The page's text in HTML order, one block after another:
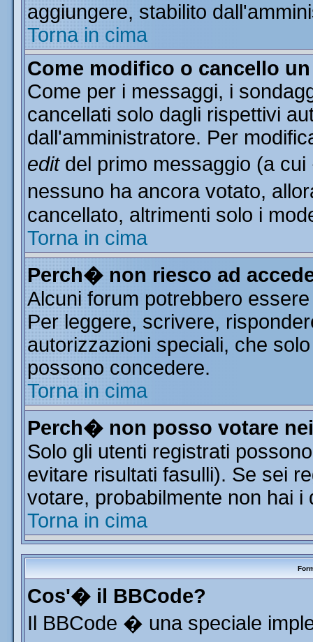
aggiungere, stabilito
Torna in cima
Come modifico o cancello
Come per i messaggi, i
cancellati solo dagli rispettivi
dall'amministratore. Per
editdel primo messaggio (a
nessuno ha ancora votato,
cancellato, altrimenti solo i
Torna in cima
Perch� non riesco ad
Alcuni forum potrebbero
Per leggere, scrivere,
autorizzazioni speciali, che
possono concedere.
Torna in cima
Perch� non posso votare
Solo gli utenti registrati
evitare risultati fasulli). Se sei
votare, probabilmente non hai
Torna in cima
Cos'� il BBCode?
Il BBCode � una speciale